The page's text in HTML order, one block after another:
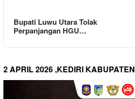
Bupati Luwu Utara Tolak
Perpanjangan HGU…
2 APRIL 2026 ,KEDIRI KABUPATEN